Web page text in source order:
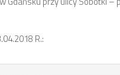
R.: